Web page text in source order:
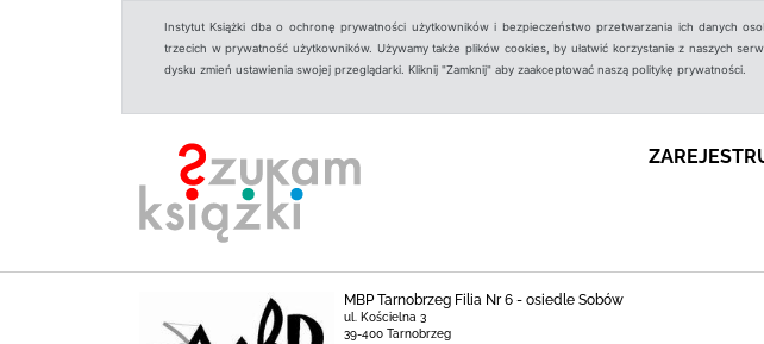
Instytut Książki dba o ochronę prywatności użytkowników i bezpieczeństwo przetwarzania ich danych
trzecich w prywatność użytkowników. Używamy także plików cookies, by ułatwić korzystanie z naszych
dysku zmień ustawienia swojej przeglądarki. Kliknij "Zamknij" aby zaakceptować naszą politykę prywatności.
MBP Tarnobrzeg Filia Nr 6 - osiedle Sobów
ul. Kościelna 3
39-400 Tarnobrzeg